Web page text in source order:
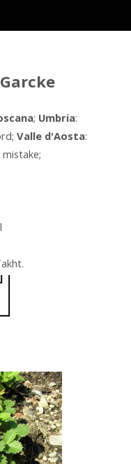
; Umbria:
Valle d'Aosta: